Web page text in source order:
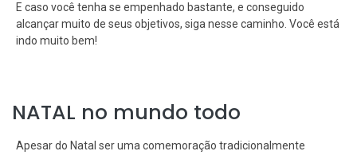
E caso você tenha se empenhado bastante, e conseguido
alcançar muito de seus objetivos, siga nesse caminho. Você está
indo muito bem!
NATAL no mundo todo
Apesar do Natal ser uma comemoração tradicionalmente